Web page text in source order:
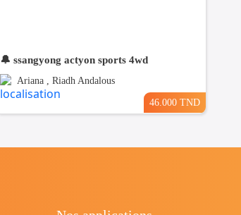
🔔 ssangyong actyon sports 4wd
Ariana , Riadh Andalous
46.000 TND